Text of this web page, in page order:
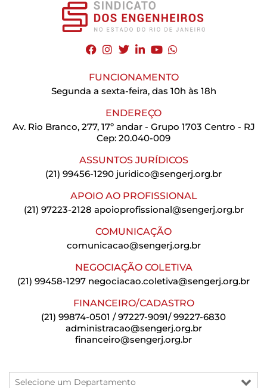
FUNCIONAMENTO
Segunda a sexta-feira, das 10h às 18h
ENDEREÇO
Av. Rio Branco, 277, 17º andar - Grupo 1703 Centro - RJ
Cep: 20.040-009
ASSUNTOS JURÍDICOS
(21) 99456-1290 juridico@sengerj.org.br
APOIO AO PROFISSIONAL
(21) 97223-2128 apoioprofissional@sengerj.org.br
COMUNICAÇÃO
comunicacao@sengerj.org.br
NEGOCIAÇÃO COLETIVA
(21) 99458-1297 negociacao.coletiva@sengerj.org.br
FINANCEIRO/CADASTRO
(21) 99874-0501 / 97227-9091/ 99227-6830
administracao@sengerj.org.br
financeiro@sengerj.org.br